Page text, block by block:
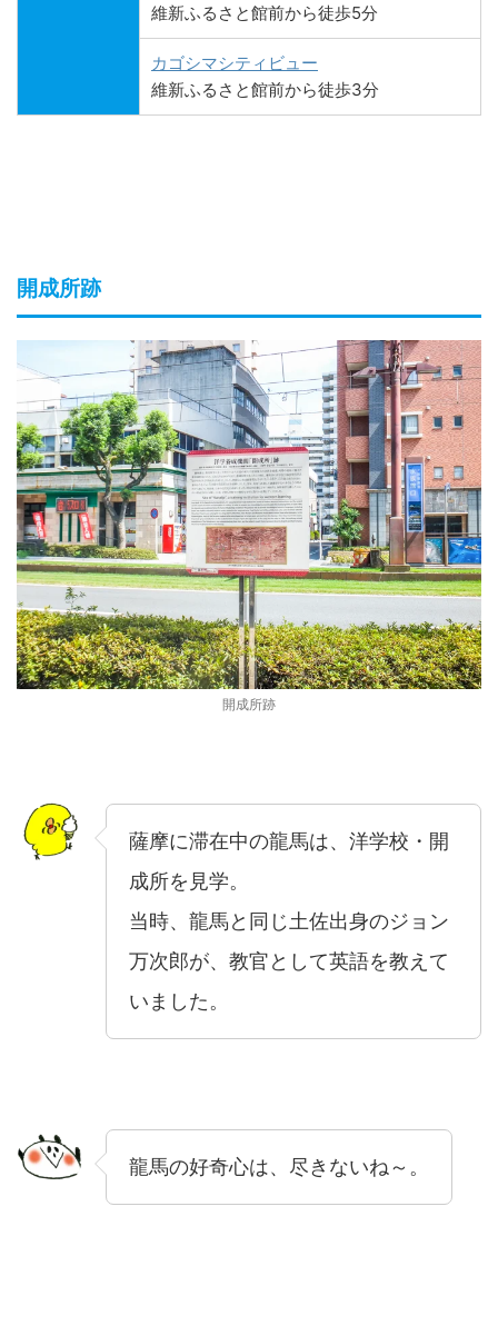
維新ふるさと館前から徒歩5分
カゴシマシティビュー
維新ふるさと館前から徒歩3分
開成所跡
開成所跡
薩摩に滞在中の龍馬は、洋学校・開
成所を見学。
当時、龍馬と同じ土佐出身のジョン
万次郎が、教官として英語を教えて
いました。
龍馬の好奇心は、尽きないね～。